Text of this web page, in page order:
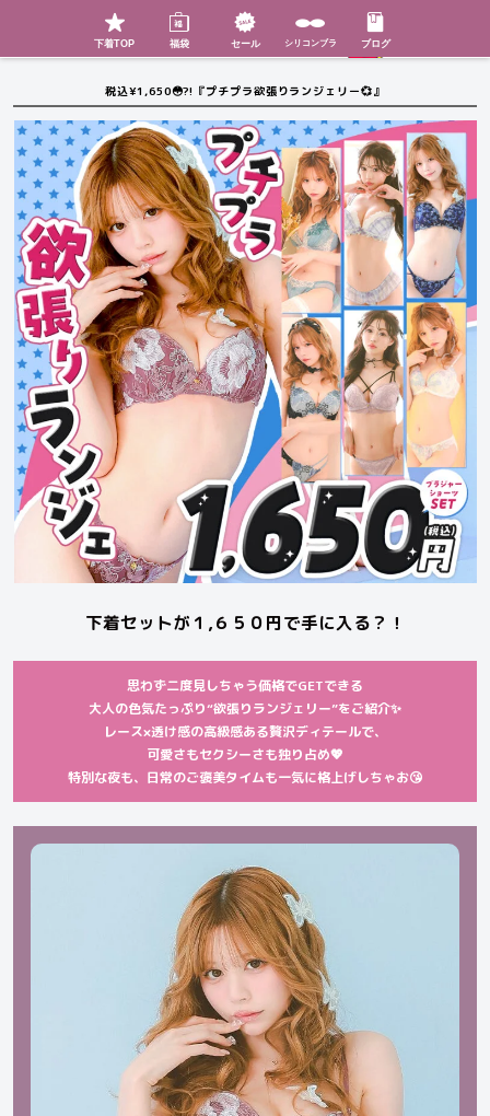
下着TOP 福袋 セール シリコンブラ ブログ
税込¥1,650😳?!『プチプラ欲張りランジェリー💞』
下着セットが１,６５０円で手に入る？！
思わず二度見しちゃう価格でGETできる
大人の色気たっぷり“欲張りランジェリー”をご紹介✨
レース×透け感の高級感ある贅沢ディテールで、
可愛さもセクシーさも独り占め💖
特別な夜も、日常のご褒美タイムも一気に格上げしちゃお😘